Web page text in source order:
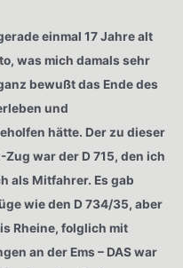
einmal 17 Jahre alt
was mich damals sehr
bewußt das Ende des
und
hätte. Der zu dieser
war der D 715, den ich
als Mitfahrer. Es gab
wie den D 734/35, aber
Rheine, folglich mit
an der Ems – DAS war